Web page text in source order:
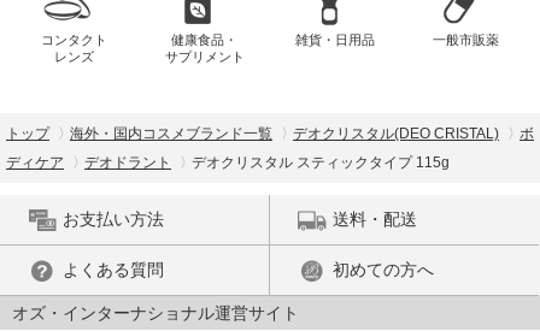
コンタクト
レンズ
健康食品・
サプリメント
雑貨・日用品 一般市販薬
トップ 海外・国内コスメブランド一覧 デオクリスタル(DEO CRISTAL)
ボ
ディケア
デオドラント デオクリスタル スティックタイプ 115g
お支払い方法 送料・配送
よくある質問 初めての方へ
オズ・インターナショナル運営サイト